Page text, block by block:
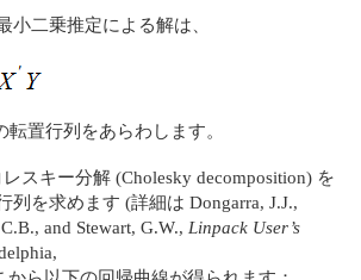
小二乗推定による解は、
転置行列をあらわします。
スキー分解 (Cholesky decomposition) を
列を求めます (詳細は Dongarra, J.J.,
and Stewart, G.W., Linpack User’s